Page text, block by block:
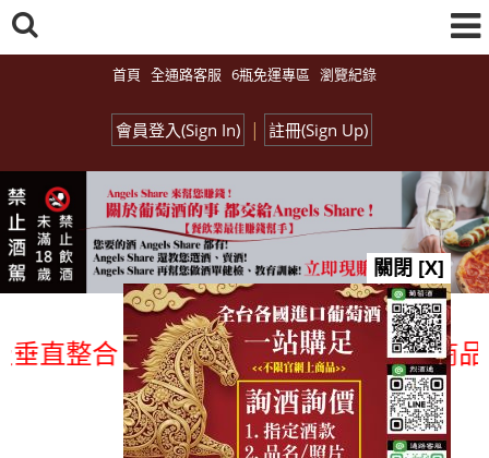
首頁 全通路客服 6瓶免運專區 瀏覽紀錄
會員登入(Sign In) | 註冊(Sign Up)
合、一次購足」各國進口酒類商品 專
總覽-促銷&活動
關閉 [X]